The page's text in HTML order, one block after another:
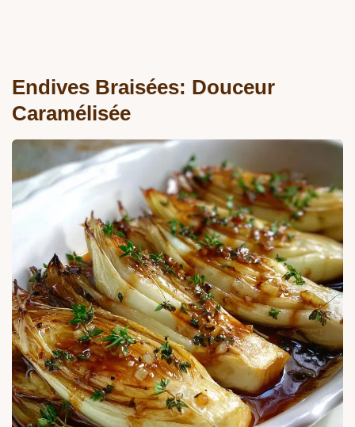
Endives Braisées: Douceur
Caramélisée